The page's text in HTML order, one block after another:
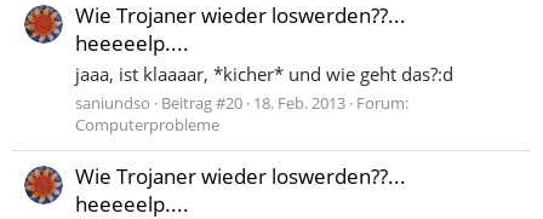
Wie Trojaner wieder loswerden??...
heeeeelp....
jaaa, ist klaaaar, *kicher* und wie geht das?:d
saniundso Beitrag #20 18. Feb. 2013 Forum:
Computerprobleme
Wie Trojaner wieder loswerden??...
heeeeelp....